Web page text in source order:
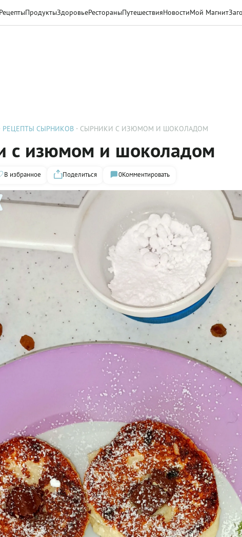
РецептыПродуктыЗдоровьеРестораныПутешествияНовостиМой Магнит
РЕЦЕПТЫ СЫРНИКОВ СЫРНИКИ С ИЗЮМОМ И ШОКОЛАДОМ
с изюмом и шоколадом
В избранное Поделиться 0Комментировать